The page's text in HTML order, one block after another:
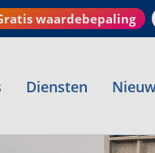
waardebepaling
Diensten